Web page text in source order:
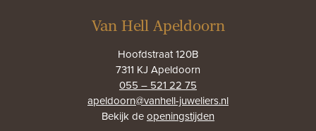
Van Hell Apeldoorn
Hoofdstraat 120B
7311 KJ Apeldoorn
055 – 521 22 75
apeldoorn@vanhell-juweliers.nl
Bekijk deopeningstijden